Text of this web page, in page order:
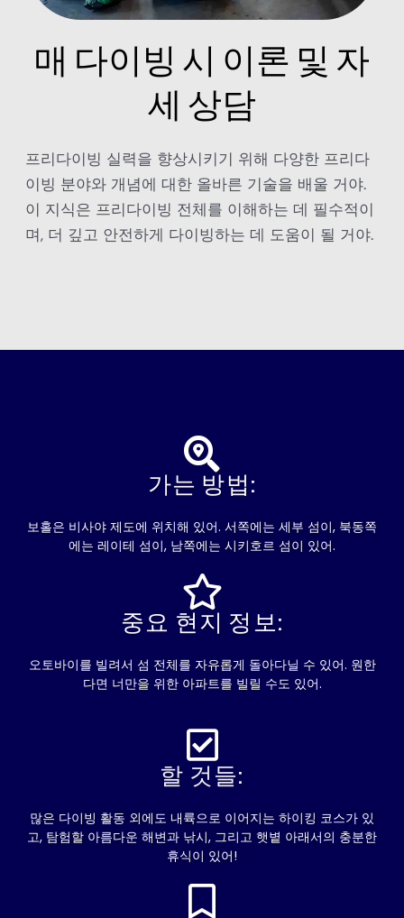
매 다이빙 시 이론 및 자
세 상담
프리다이빙 실력을 향상시키기 위해 다양한 프리다
이빙 분야와 개념에 대한 올바른 기술을 배울 거야.
이 지식은 프리다이빙 전체를 이해하는 데 필수적이
며, 더 깊고 안전하게 다이빙하는 데 도움이 될 거야.
가는 방법:
보홀은 비사야 제도에 위치해 있어. 서쪽에는 세부 섬이, 북동쪽
에는 레이테 섬이, 남쪽에는 시키호르 섬이 있어.
중요 현지 정보:
오토바이를 빌려서 섬 전체를 자유롭게 돌아다닐 수 있어. 원한
다면 너만을 위한 아파트를 빌릴 수도 있어.
할 것들:
많은 다이빙 활동 외에도 내륙으로 이어지는 하이킹 코스가 있
고, 탐험할 아름다운 해변과 낚시, 그리고 햇볕 아래서의 충분한
휴식이 있어!